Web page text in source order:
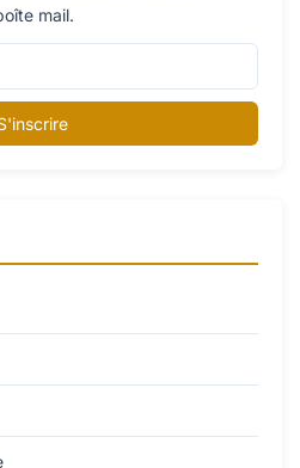
mail.